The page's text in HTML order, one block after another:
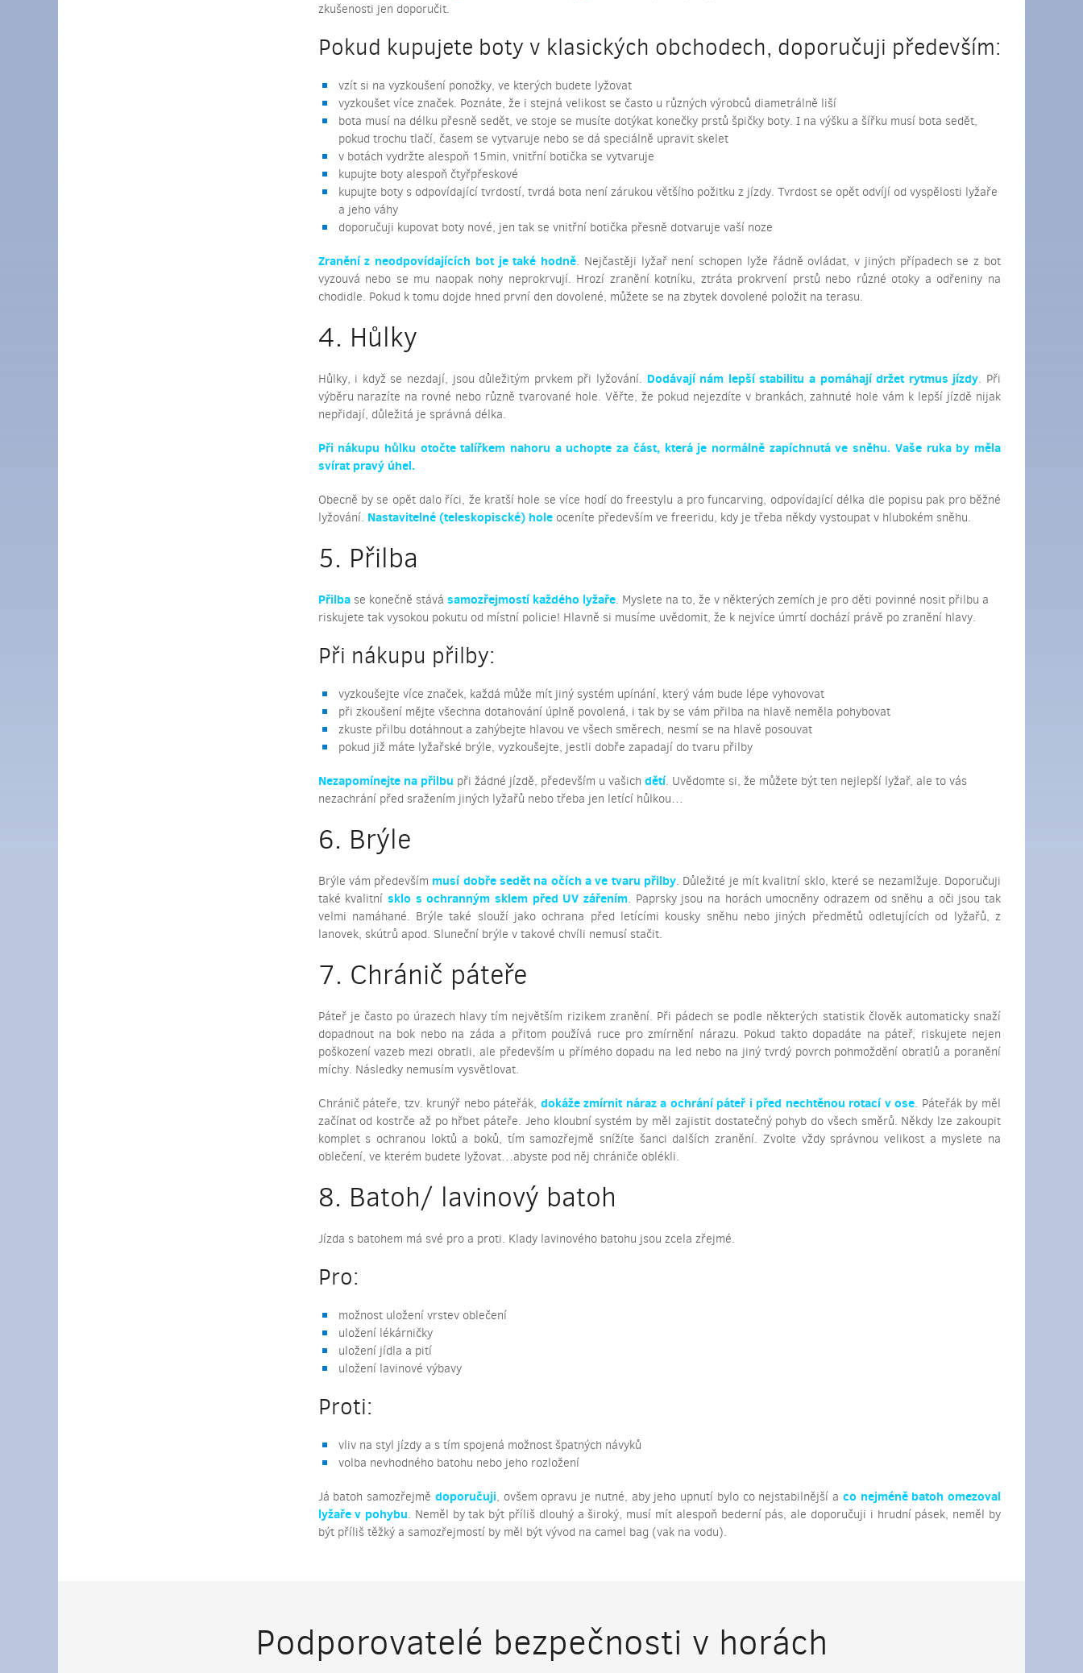
zkušenosti jen doporučit.
Pokud kupujete boty v klasických obchodech, doporučuji především:
vzít si na vyzkoušení ponožky, ve kterých budete lyžovat
vyzkoušet více značek. Poznáte, že i stejná velikost se často u různých výrobců diametrálně liší
bota musí na délku přesně sedět, ve stoje se musíte dotýkat konečky prstů špičky boty. I na výšku a šířku musí bota sedět,
pokud trochu tlačí, časem se vytvaruje nebo se dá speciálně upravit skelet
v botách vydržte alespoň 15min, vnitřní botička se vytvaruje
kupujte boty alespoň čtyřpřeskové
kupujte boty s odpovídající tvrdostí, tvrdá bota není zárukou většího požitku z jízdy. Tvrdost se opět odvíjí od vyspělosti lyžaře
a jeho váhy
doporučuji kupovat boty nové, jen tak se vnitřní botička přesně dotvaruje vaší noze
Zranění z neodpovídajících bot je také hodně. Nejčastěji lyžař není schopen lyže řádně ovládat, v jiných případech se z bot
vyzouvá nebo se mu naopak nohy neprokrvují. Hrozí zranění kotníku, ztráta prokrvení prstů nebo různé otoky a odřeniny na
chodidle. Pokud k tomu dojde hned první den dovolené, můžete se na zbytek dovolené položit na terasu.
4. Hůlky
Hůlky, i když se nezdají, jsou důležitým prvkem při lyžování. Dodávají nám lepší stabilitu a pomáhají držet rytmus jízdy. Při
výběru narazíte na rovné nebo různě tvarované hole. Věřte, že pokud nejezdíte v brankách, zahnuté hole vám k lepší jízdě nijak
nepřidají, důležitá je správná délka.
Při nákupu hůlku otočte talířkem nahoru a uchopte za část, která je normálně zapíchnutá ve sněhu. Vaše ruka by měla
svírat pravý úhel.
Obecně by se opět dalo říci, že kratší hole se více hodí do freestylu a pro funcarving, odpovídající délka dle popisu pak pro běžné
lyžování. Nastavitelné (teleskopiscké) holeoceníte především ve freeridu, kdy je třeba někdy vystoupat v hlubokém sněhu.
5. Přilba
Přilbase konečně stává samozřejmostí každého lyžaře. Myslete na to, že v některých zemích je pro děti povinné nosit přilbu a
riskujete tak vysokou pokutu od místní policie! Hlavně si musíme uvědomit, že k nejvíce úmrtí dochází právě po zranění hlavy.
Při nákupu přilby:
vyzkoušejte více značek, každá může mít jiný systém upínání, který vám bude lépe vyhovovat
při zkoušení mějte všechna dotahování úplně povolená, i tak by se vám přilba na hlavě neměla pohybovat
zkuste přilbu dotáhnout a zahýbejte hlavou ve všech směrech, nesmí se na hlavě posouvat
pokud již máte lyžařské brýle, vyzkoušejte, jestli dobře zapadají do tvaru přilby
Nezapomínejte na přilbu při žádné jízdě, především u vašich dětí. Uvědomte si, že můžete být ten nejlepší lyžař, ale to vás
nezachrání před sražením jiných lyžařů nebo třeba jen letící hůlkou…
6. Brýle
Brýle vám především musí dobře sedět na očích a ve tvaru přilby. Důležité je mít kvalitní sklo, které se nezamlžuje. Doporučuji
také kvalitní sklo s ochranným sklem před UV zářením. Paprsky jsou na horách umocněny odrazem od sněhu a oči jsou tak
velmi namáhané. Brýle také slouží jako ochrana před letícími kousky sněhu nebo jiných předmětů odletujících od lyžařů, z
lanovek, skútrů apod. Sluneční brýle v takové chvíli nemusí stačit.
7. Chránič páteře
Páteř je často po úrazech hlavy tím největším rizikem zranění. Při pádech se podle některých statistik člověk automaticky snaží
dopadnout na bok nebo na záda a přitom používá ruce pro zmírnění nárazu. Pokud takto dopadáte na páteř, riskujete nejen
poškození vazeb mezi obratli, ale především u přímého dopadu na led nebo na jiný tvrdý povrch pohmoždění obratlů a poranění
míchy. Následky nemusím vysvětlovat.
Chránič páteře, tzv. krunýř nebo páteřák, dokáže zmírnit náraz a ochrání páteř i před nechtěnou rotací v ose. Páteřák by měl
začínat od kostrče až po hřbet páteře. Jeho kloubní systém by měl zajistit dostatečný pohyb do všech směrů. Někdy lze zakoupit
komplet s ochranou loktů a boků, tím samozřejmě snížíte šanci dalších zranění. Zvolte vždy správnou velikost a myslete na
oblečení, ve kterém budete lyžovat…abyste pod něj chrániče oblékli.
8. Batoh/ lavinový batoh
Jízda s batohem má své pro a proti. Klady lavinového batohu jsou zcela zřejmé.
Pro:
možnost uložení vrstev oblečení
uložení lékárničky
uložení jídla a pití
uložení lavinové výbavy
Proti:
vliv na styl jízdy a s tím spojená možnost špatných návyků
volba nevhodného batohu nebo jeho rozložení
Já batoh samozřejmě doporučuji, ovšem opravu je nutné, aby jeho upnutí bylo co nejstabilnější a co nejméně batoh omezoval
lyžaře v pohybu. Neměl by tak být příliš dlouhý a široký, musí mít alespoň bederní pás, ale doporučuji i hrudní pásek, neměl by
být příliš těžký a samozřejmostí by měl být vývod na camel bag (vak na vodu).
Podporovatelé bezpečnosti v horách